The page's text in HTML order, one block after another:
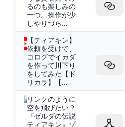
るのも楽しみの
一つ。操作が少
しやりづら...
【ティアキン】
依頼を受けて、
コログでイカダ
を作って川下り
をしてみた【ド
リカラ】【...
リンクのように
空を飛びたい？
『ゼルダの伝説
ティアキン』ゾ